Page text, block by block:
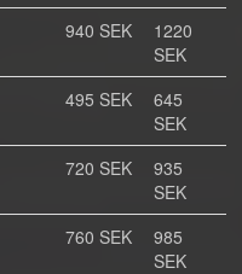
940 SEK
1220
SEK
495 SEK
645
SEK
720 SEK
935
SEK
760 SEK
985
SEK